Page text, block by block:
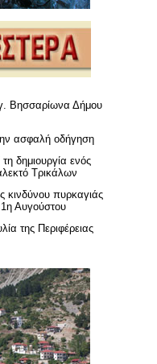
Βησσαρίωνα Δήμου
ασφαλή οδήγηση
δημιουργία ενός
Τρικάλων
κινδύνου πυρκαγιάς
1η Αυγούστου
της Περιφέρειας